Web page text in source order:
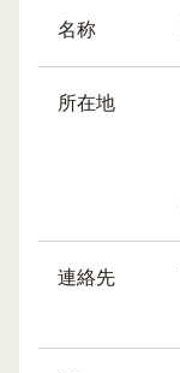
名称
所在地
連絡先